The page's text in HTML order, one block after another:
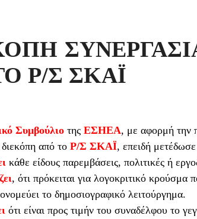
Ρ/Σ ΣΚΑΪ
Συμβούλιο της ΕΣΗΕΑ, με αφορμή την
από το Ρ/Σ ΣΚΑΪ, επειδή
κάθε είδους παρεμβάσεις, πολιτικές ή
, ότι πρόκειται για λογοκριτικό
το δημοσιογραφικό λειτούργημα.
ότι είναι προς τιμήν του συναδέλφου το